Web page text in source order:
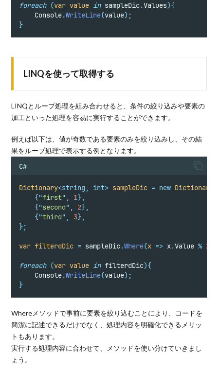
foreach (var value in sampleDic.Values){
    Console
.WriteLine(value);
}
LINQを使って取得する
LINQとループ処理を組み合わせると、条件の絞り込みや要素の
加工といった処理を容易に実行することができます。
例えば以下は、値が奇数である要素のみを絞り込みし、その結
果をループ処理で表示する例となります。
C#
Dictionary<string , int> sampleDic = new Dictionary
{"first" , 1},
{"second" , 2},
{"third" , 3},
};
var filterdDic = sampleDic.Where(x => x.Value % 2
foreach (var value in filterdDic){
    Console
.WriteLine(value);
}
Whereメソッドで事前に要素を絞り込むことにより、コードを
簡潔に記述できるだけでなく、処理内容を明確化できるメリッ
トもあります。
実行する処理内容に合わせて、メソッドを使い分けていきまし
ょう。